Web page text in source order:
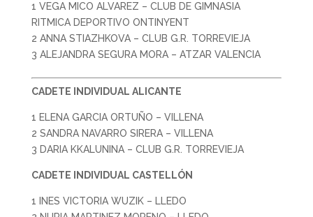
1 VEGA MICO ALVAREZ – CLUB DE GIMNASIA
RITMICA DEPORTIVO ONTINYENT
2 ANNA STIAZHKOVA – CLUB G.R. TORREVIEJA
3 ALEJANDRA SEGURA MORA – ATZAR VALENCIA
CADETE INDIVIDUAL ALICANTE
1 ELENA GARCIA ORTUÑO – VILLENA
2 SANDRA NAVARRO SIRERA – VILLENA
3 DARIA KKALUNINA – CLUB G.R. TORREVIEJA
CADETE INDIVIDUAL CASTELLÓN
1 INES VICTORIA WUZIK – LLEDO